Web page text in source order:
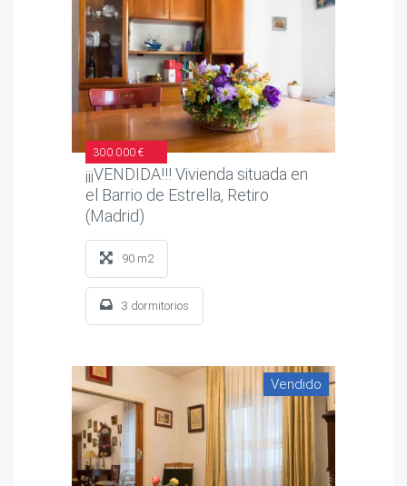
300.000 €
¡¡¡VENDIDA!!! Vivienda situada en
el Barrio de Estrella, Retiro
(Madrid)
90 m2
3 dormitorios
Vendido